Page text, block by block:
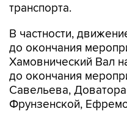
В частности,
Хамовнический Вал
до окончания
Савельева,
Фрунзенской,
Проектируемом